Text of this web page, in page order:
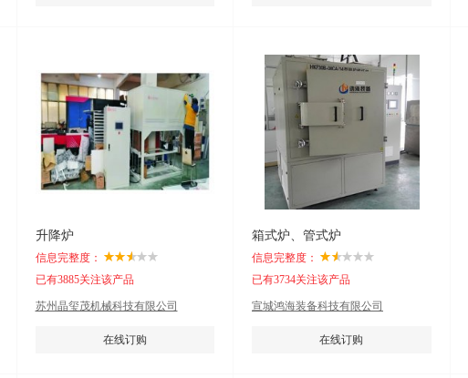
升降炉
信息完整度：
已有3885关注该产品
苏州晶玺茂机械科技有限公司
在线订购
箱式炉、管式炉
信息完整度：
已有3734关注该产品
宣城鸿海装备科技有限公司
在线订购